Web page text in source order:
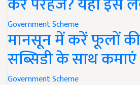
Government Scheme
मानसून में करें फूलों
सब्सिडी के साथ
Government Scheme